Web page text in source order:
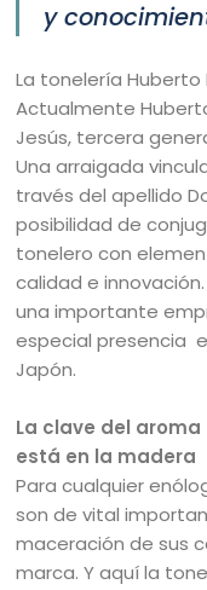
y
La tonelería Huberto
Actualmente
Jesús, tercera
Una arraigada
través del apellido
posibilidad de
tonelero con
calidad e
una importante
especial presencia
Japón.
La clave del
está en la madera
Para cualquier
son de vital
maceración de sus
marca. Y aquí la